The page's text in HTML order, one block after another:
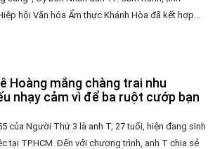
hội Văn hóa Ẩm thực Khánh Hòa đã kết hợp...
Hoàng mắng chàng trai nhu
nhạy cảm vì để ba ruột cướp bạn
của Người Thứ 3 là anh T, 27 tuổi, hiện đang sinh
tại TP.HCM. Đến với chương trình, anh T chia sẻ